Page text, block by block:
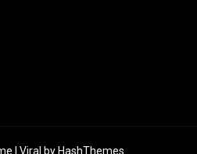
| Viral by HashThemes